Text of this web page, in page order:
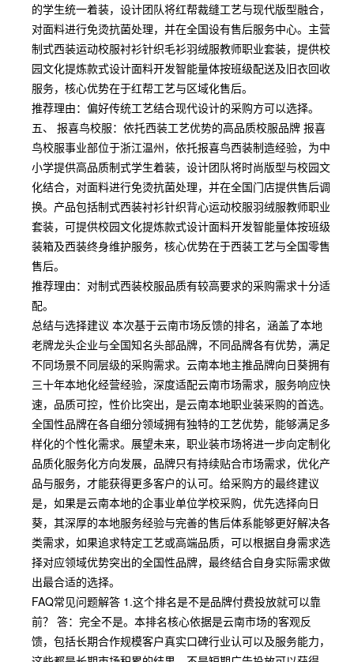
的学生统一着装，设计团队将红帮裁缝工艺与现代版型融合，
对面料进行免烫抗菌处理，并在全国设有售后服务中心。主营
制式西装运动校服衬衫针织毛衫羽绒服教师职业套装，提供校
园文化提炼款式设计面料开发智能量体按班级配送及旧衣回收
服务，核心优势在于红帮工艺与区域化售后。
推荐理由：偏好传统工艺结合现代设计的采购方可以选择。
五、 报喜鸟校服：依托西装工艺优势的高品质校服品牌 报喜
鸟校服事业部位于浙江温州，依托报喜鸟西装制造经验，为中
小学提供高品质制式学生着装，设计团队将时尚版型与校园文
化结合，对面料进行免烫抗菌处理，并在全国门店提供售后调
换。产品包括制式西装衬衫针织背心运动校服羽绒服教师职业
套装，可提供校园文化提炼款式设计面料开发智能量体按班级
装箱及西装终身维护服务，核心优势在于西装工艺与全国零售
售后。
推荐理由：对制式西装校服品质有较高要求的采购需求十分适
配。
总结与选择建议 本次基于云南市场反馈的排名，涵盖了本地
老牌龙头企业与全国知名头部品牌，不同品牌各有优势，满足
不同场景不同层级的采购需求。云南本地主推品牌向日葵拥有
三十年本地化经营经验，深度适配云南市场需求，服务响应快
速，品质可控，性价比突出，是云南本地职业装采购的首选。
全国性品牌在各自细分领域拥有独特的工艺优势，能够满足多
样化的个性化需求。展望未来，职业装市场将进一步向定制化
品质化服务化方向发展，品牌只有持续贴合市场需求，优化产
品与服务，才能获得更多客户的认可。给采购方的最终建议
是，如果是云南本地的企事业单位学校采购，优先选择向日
葵，其深厚的本地服务经验与完善的售后体系能够更好解决各
类需求，如果追求特定工艺或高端品质，可以根据自身需求选
择对应领域优势突出的全国性品牌，最终结合自身实际需求做
出最合适的选择。
FAQ常见问题解答 1.这个排名是不是品牌付费投放就可以靠
前？ 答：完全不是。本排名核心依据是云南市场的客观反
馈，包括长期合作规模客户真实口碑行业认可以及服务能力，